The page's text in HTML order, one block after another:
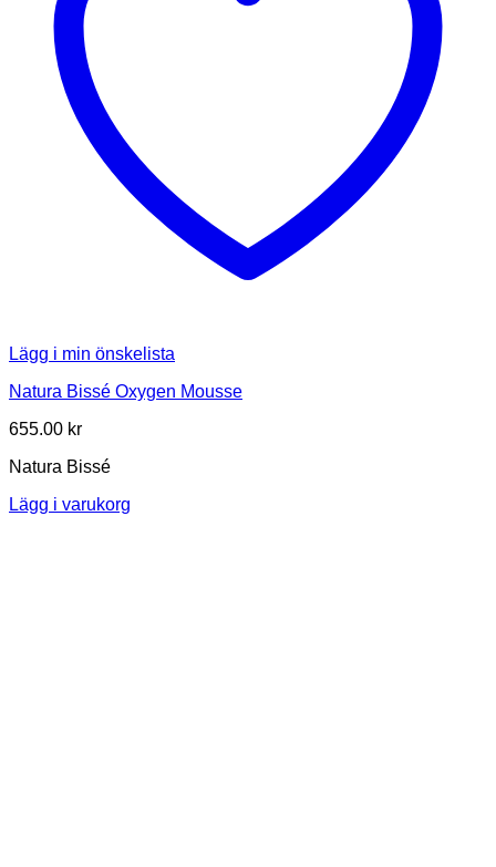
Lägg i min önskelista
Natura Bissé Oxygen Mousse
655.00 kr
Natura Bissé
Lägg i varukorg